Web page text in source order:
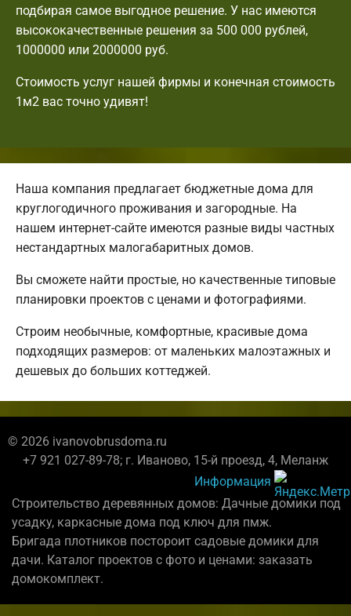
подбирая самое выгодное решение. У нас имеются
высококачественные решения за 500 000 рублей,
1000000 или 2000000 руб.
Стоимость услуг нашей фирмы и конечная стоимость
1м2 вас точно удивят!
Наша компания предлагает бюджетные дома для
круглогодичного проживания и загородные. На
нашем интернет-сайте имеются разные виды частных
нестандартных малогабаритных домов.
Вы сможете найти простые, но качественные типовые
планировки проектов с ценами и фотографиями.
Строим необычные, комфортные, красивые дома
подходящих размеров: от маленьких малоэтажных и
дешевых до больших коттеджей.
© 2026 ivanovobrusdoma.ru
+7 921 027-89-78; г. Иваново, 15-й проезд, 4, Меланж
Информация
Строительство деревянных домов: Дачные домики под
усадку, каркасные дома под ключ для пмж.
Бригада плотников постороит садовые домики для
дачи. Каталог проектов с фото и ценами: заказать
домокомплект.